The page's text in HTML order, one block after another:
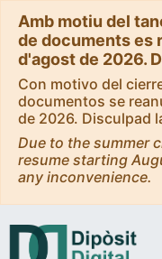
Amb motiu del
de documents es
d'agost de 2026.
Con motivo del
documentos se
de 2026. Disculpad
Due to the summer
resume starting
any inconvenience.